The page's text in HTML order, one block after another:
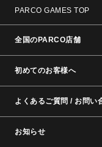
PARCO GAMES TOP
全国のPARCO店舗
初めてのお客様へ
よくあるご質問 / お問い
お知らせ